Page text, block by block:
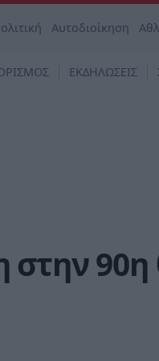
Αυτοδιοίκηση
ΕΚΔΗΛΩΣΕΙΣ
90η